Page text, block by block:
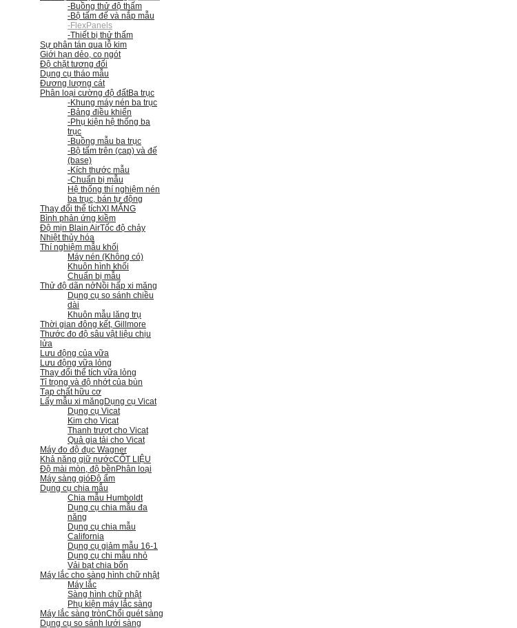
-Buồng thử độ thấm
-Bộ tấm đế và nắp mẫu
-FlexPanels
-Thiết bị thử thấm
Sự phân tán qua lỗ kim
Giới hạn dẻo, co ngót
Độ chặt tương đối
Dụng cụ tháo mẫu
Đương lượng cát
Phân loại cường độ đấtBa trục
-Khung máy nén ba trục
-Bảng điều khiển
-Phụ kiện hệ thống ba
trục
-Buồng mẫu ba trục
-Bộ tấm trên (cap) và đế
(base)
-Kích thước mẫu
-Chuẩn bị mẫu
Hệ thống thí nghiệm nén
ba trục, bán tự động
Thay đổi thể tíchXI MĂNG
Bình phản ứng kiềm
Độ mịn Blain AirTốc độ chảy
Nhiệt thủy hóa
Thí nghiệm mẫu khối
Máy nén (Không có)
Khuôn hình khối
Chuẩn bị mẫu
Thử độ dãn nởNồi hấp xi măng
Dụng cụ so sánh chiều
dài
Khuôn mẫu lăng trụ
Thời gian đông kết, Gillmore
Thước đo độ sâu vật liệu chịu
lửa
Lưu động của vữa
Lưu động vữa lỏng
Thay đổi thể tích vữa lỏng
Tỉ trọng và độ nhớt của bùn
Tạp chất hữu cơ
Lấy mẫu xi măng Dụng cụ Vicat
Dụng cụ Vicat
Kim cho Vicat
Thanh trượt cho Vicat
Quả gia tải cho Vicat
Máy đo độ đục Wagner
Khả năng giữ nướcCỐT LIỆU
Độ mài mòn, độ bền Phân loại
Máy sàng gióĐộ ẩm
Dụng cụ chia mẫu
Chia mẫu Humboldt
Dụng cụ chia mẫu đa
năng
Dụng cụ chia mẫu
California
Dụng cụ giảm mẫu 16-1
Dụng cụ chi mẫu nhỏ
Vải bạt chia bốn
Máy lắc cho sàng hình chữ nhật
Máy lắc
Sàng hình chữ nhật
Phụ kiện máy lắc sàng
Máy lắc sàng trònChổi quét sàng
Dụng cụ so sánh lưới sàng